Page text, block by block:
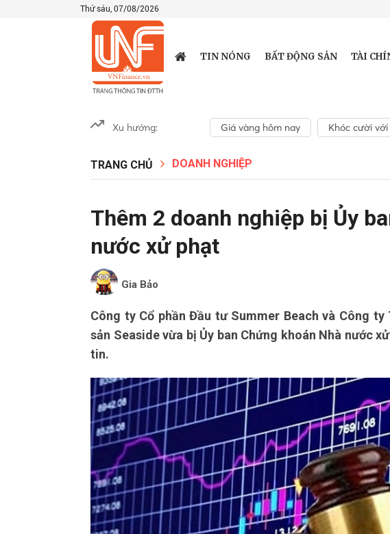
Thứ sáu, 07/08/2026
TIN NÓNG BẤT ĐỘNG SẢN TÀI
Xu hướng: Giá vàng hôm nay Khóc cười với
TRANG CHỦ DOANH NGHIỆP
Thêm 2 doanh nghiệp bị Ủy
nước xử phạt
Gia Bảo
Công ty Cổ phần Đầu tư Summer Beach và Công
sản Seaside vừa bị Ủy ban Chứng khoán Nhà nước
tin.